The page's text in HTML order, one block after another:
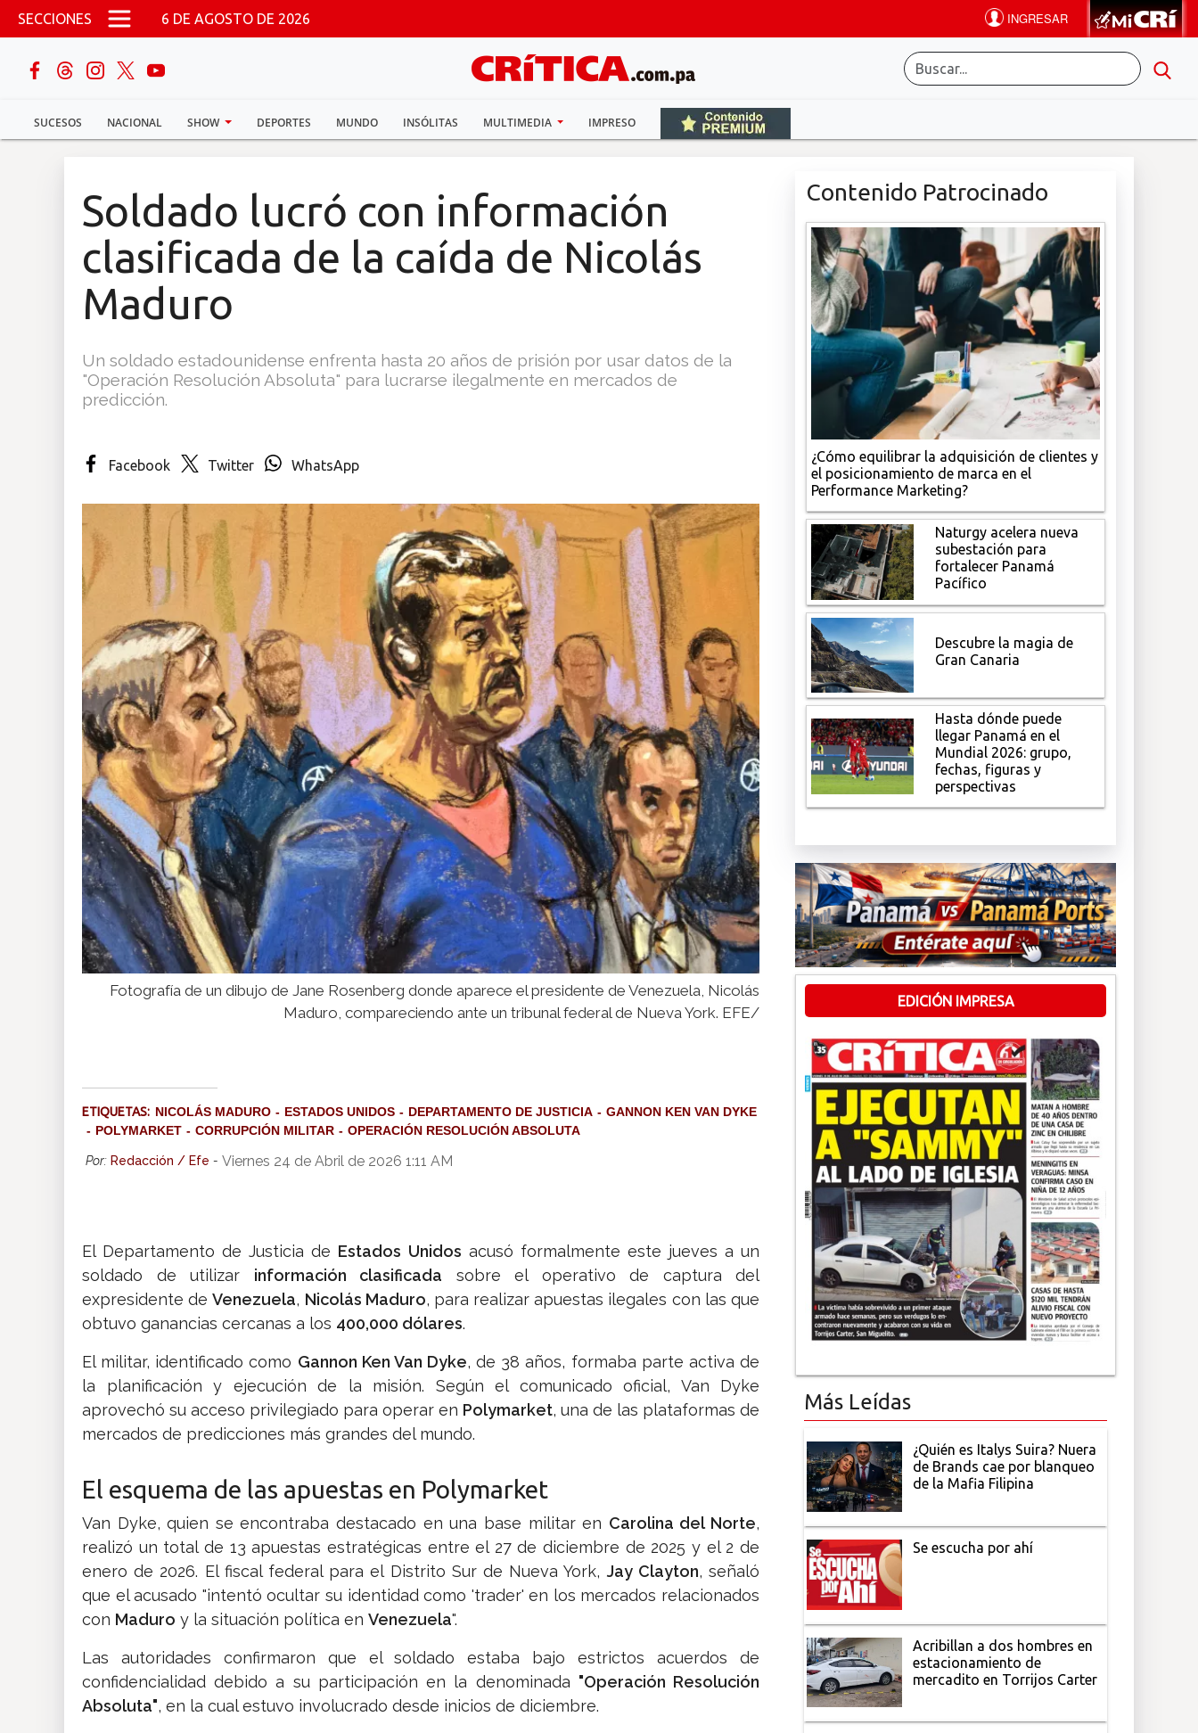
Pasar al contenido principal
SECCIONES 6 DE AGOSTO DE 2026
SUCESOS NACIONAL SHOW DEPORTES MUNDO INSÓLITAS MULTIMEDIA IMPRESO
buscar
Sucesos
Soldado lucró con información
clasificada de la caída de Nicolás
Maduro
Un soldado estadounidense enfrenta hasta 20 años de prisión por usar datos de la
"Operación Resolución Absoluta" para lucrarse ilegalmente en mercados de
predicción.
Facebook Twitter WhatsApp
Fotografía de un dibujo de Jane Rosenberg donde aparece el presidente de Venezuela, Nicolás
Maduro, compareciendo ante un tribunal federal de Nueva York. EFE/
ETIQUETAS: NICOLÁS MADURO ESTADOS UNIDOS DEPARTAMENTO DE JUSTICIA
GANNON KEN VAN DYKE
POLYMARKET
CORRUPCIÓN MILITAR OPERACIÓN RESOLUCIÓN ABSOLUTA
Por: Redacción / Efe - Viernes 24 de Abril de 2026 1:11 AM
El Departamento de Justicia de Estados Unidos acusó formalmente este jueves a un
soldado de utilizar información clasificada sobre el operativo de captura del
expresidente deVenezuela, Nicolás Maduro, para realizar apuestas ilegales con las que
obtuvo ganancias cercanas a los 400,000 dólares.
​El militar, identificado como Gannon Ken Van Dyke, de 38 años, formaba parte activa de
la planificación y ejecución de la misión. Según el comunicado oficial, Van Dyke
aprovechó su acceso privilegiado para operar en Polymarket, una de las plataformas de
mercados de predicciones más grandes del mundo.
​El esquema de las apuestas en Polymarket
​Van Dyke, quien se encontraba destacado en una base militar en Carolina del Norte,
realizó un total de 13 apuestas estratégicas entre el 27 de diciembre de 2025 y el 2 de
enero de 2026. El fiscal federal para el Distrito Sur de Nueva York, Jay Clayton, señaló
que el acusado "intentó ocultar su identidad como 'trader' en los mercados relacionados
con Maduro y la situación política en Venezuela".
​Las autoridades confirmaron que el soldado estaba bajo estrictos acuerdos de
confidencialidad debido a su participación en la denominada "Operación Resolución
Absoluta", en la cual estuvo involucrado desde inicios de diciembre.
Contenido Patrocinado
¿Cómo equilibrar la adquisición de clientes y
el posicionamiento de marca en el
Performance Marketing?
Naturgy acelera nueva
subestación para
fortalecer Panamá
Pacífico
Descubre la magia de
Gran Canaria
Hasta dónde puede
llegar Panamá en el
Mundial 2026: grupo,
fechas, figuras y
perspectivas
EDICIÓN IMPRESA
Más Leídas
¿Quién es Italys Suira? Nuera
de Brands cae por blanqueo
de la Mafia Filipina
Se escucha por ahí
Acribillan a dos hombres en
estacionamiento de
mercadito en Torrijos Carter